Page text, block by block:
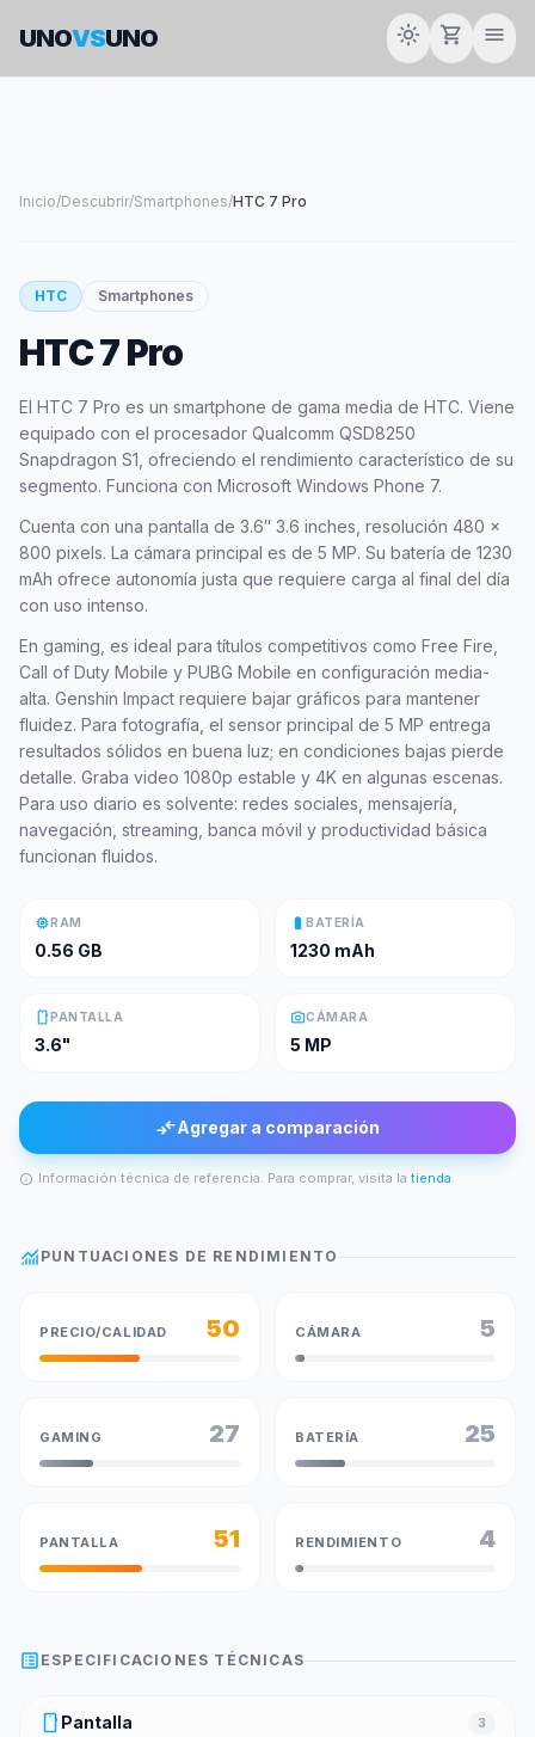
UNOVSUNO light_mode shopping_cart menu
Inicio/Descubrir/Smartphones/HTC 7 Pro
smartphone
HTC
HTC Smartphones
HTC 7 Pro
El HTC 7 Pro es un smartphone de gama media de HTC. Viene
equipado con el procesador Qualcomm QSD8250
Snapdragon S1, ofreciendo el rendimiento característico de su
segmento. Funciona con Microsoft Windows Phone 7.
Cuenta con una pantalla de 3.6″ 3.6 inches, resolución 480 x
800 pixels. La cámara principal es de 5 MP. Su batería de 1230
mAh ofrece autonomía justa que requiere carga al final del día
con uso intenso.
En gaming, es ideal para títulos competitivos como Free Fire,
Call of Duty Mobile y PUBG Mobile en configuración media-
alta. Genshin Impact requiere bajar gráficos para mantener
fluidez. Para fotografía, el sensor principal de 5 MP entrega
resultados sólidos en buena luz; en condiciones bajas pierde
detalle. Graba video 1080p estable y 4K en algunas escenas.
Para uso diario es solvente: redes sociales, mensajería,
navegación, streaming, banca móvil y productividad básica
funcionan fluidos.
memoryRAM
0.56 GB
battery_full BATERÍA
1230 mAh
smartphonePANTALLA
3.6"
photo_cameraCÁMARA
5 MP
compare_arrowsAgregar a comparación
info Información técnica de referencia. Para comprar, visita la tienda.
monitoring PUNTUACIONES DE RENDIMIENTO
PRECIO/CALIDAD 50 CÁMARA 5
GAMING 27 BATERÍA 25
PANTALLA 51 RENDIMIENTO 4
list_alt ESPECIFICACIONES TÉCNICAS
smartphone Pantalla 3